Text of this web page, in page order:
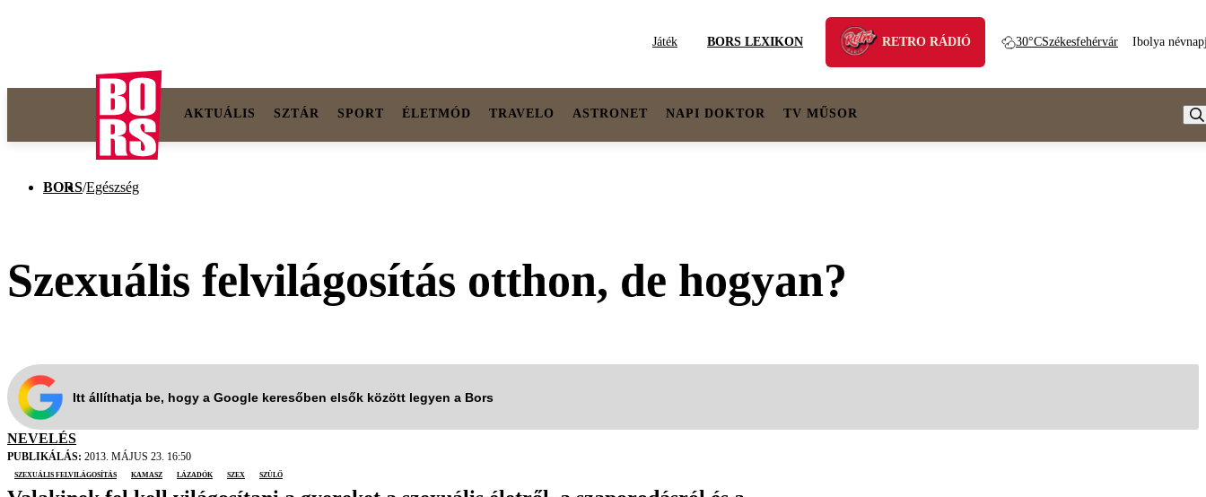
Játék BORS LEXIKON RETRO RÁDIÓ 30°CSzékesfehérvár Ibolya
AKTUÁLIS SZTÁR SPORT ÉLETMÓD TRAVELO ASTRONET NAPI DOKTOR TV MŰSOR
BORS/Egészség
Szexuális felvilágosítás otthon, de hogyan?
Itt állíthatja be, hogy a Google keresőben elsők között legyen a Bors
NEVELÉS
PUBLIKÁLÁS: 2013. MÁJUS 23. 16:50
szexuális felvilágosítás
kamasz Lázadók szex szülő